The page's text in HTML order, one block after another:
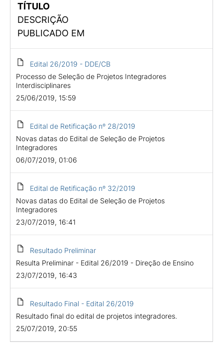
TÍTULO
DESCRIÇÃO
PUBLICADO EM
Edital 26/2019 - DDE/CB
Processo de Seleção de Projetos Integradores
Interdisciplinares
25/06/2019, 15:59
Edital de Retificação nº 28/2019
Novas datas do Edital de Seleção de Projetos
Integradores
06/07/2019, 01:06
Edital de Retificação nº 32/2019
Novas datas do Edital de Seleção de Projetos
Integradores
23/07/2019, 16:41
Resultado Preliminar
Resulta Preliminar - Edital 26/2019 - Direção de Ensino
23/07/2019, 16:43
Resultado Final - Edital 26/2019
Resultado final do edital de projetos integradores.
25/07/2019, 20:55